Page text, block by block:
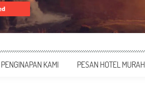
KAMI PESAN HOTEL MURAH